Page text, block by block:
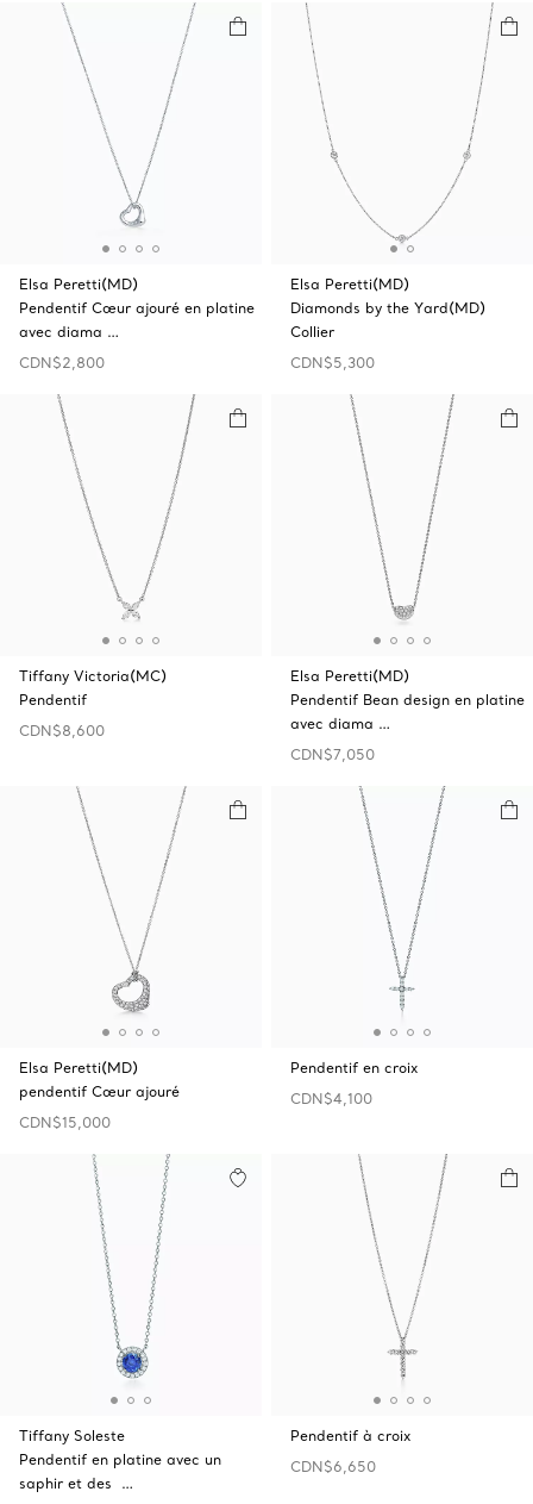
Elsa Peretti(MD)
Pendentif Cœur ajouré en platine
avec diama …
CDN$2,800
Elsa Peretti(MD)
Diamonds by the Yard(MD)
Collier
CDN$5,300
Tiffany Victoria(MC)
Pendentif
CDN$8,600
Elsa Peretti(MD)
Pendentif Bean design en platine
avec diama …
CDN$7,050
Elsa Peretti(MD)
pendentif Cœur ajouré
CDN$15,000
Pendentif en croix
CDN$4,100
Tiffany Soleste
Pendentif en platine avec un
saphir et des …
Pendentif à croix
CDN$6,650